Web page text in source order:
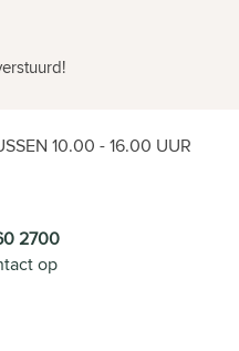
10.00 - 16.00 UUR
2700
op